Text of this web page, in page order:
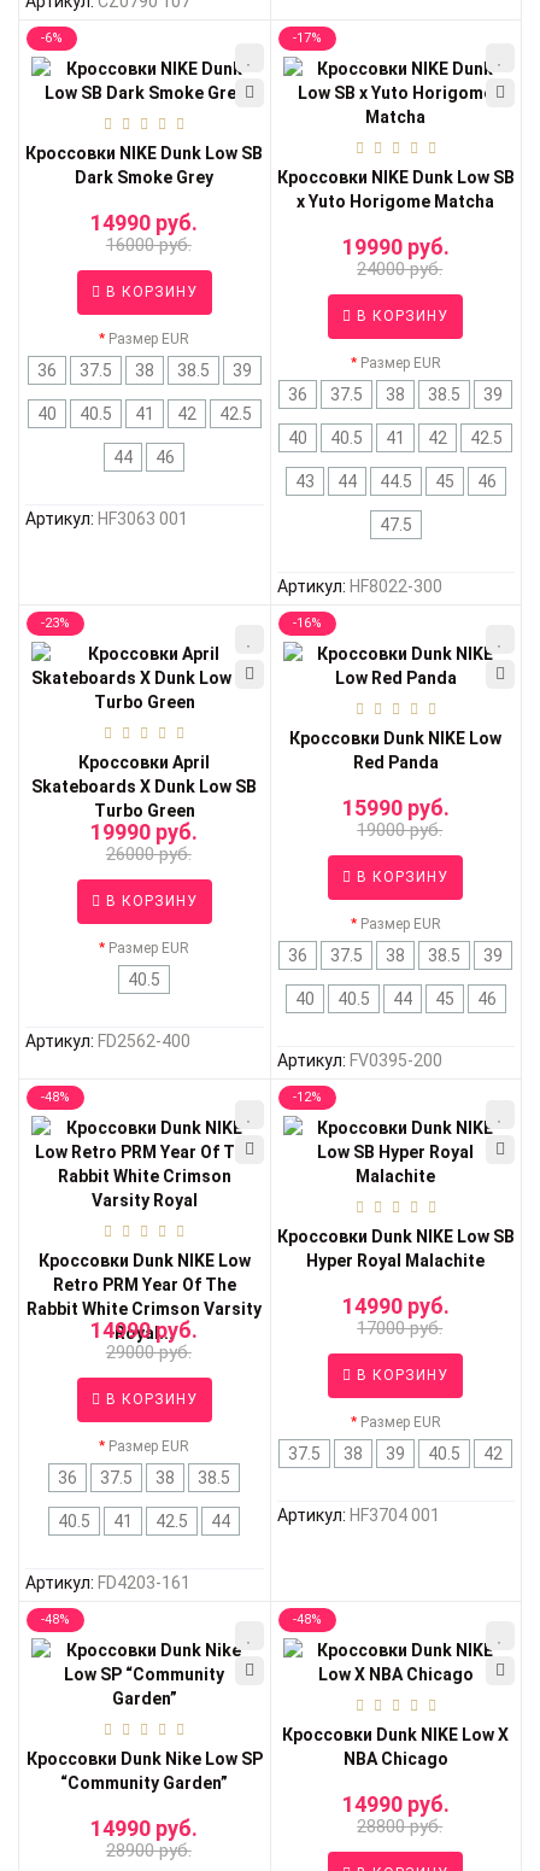
-6%
Кроссовки NIKE Dunk Low SB
Dark Smoke Grey
14990 руб.
16000 руб.
В КОРЗИНУ
Размер EUR
36 37.5 38 38.5 39
40 40.5 41 42 42.5
44 46
Артикул: HF3063 001
-17%
Кроссовки NIKE Dunk Low SB
x Yuto Horigome Matcha
19990 руб.
24000 руб.
В КОРЗИНУ
Размер EUR
36 37.5 38 38.5 39
40 40.5 41 42 42.5
43 44 44.5 45 46
47.5
Артикул: HF8022-300
-23%
Кроссовки April
Skateboards X Dunk Low SB
Turbo Green
19990 руб.
26000 руб.
В КОРЗИНУ
Размер EUR
40.5
Артикул: FD2562-400
-16%
Кроссовки Dunk NIKE Low
Red Panda
15990 руб.
19000 руб.
В КОРЗИНУ
Размер EUR
36 37.5 38 38.5 39
40 40.5 44 45 46
Артикул: FV0395-200
-48%
Кроссовки Dunk NIKE Low
Retro PRM Year Of The
Rabbit White Crimson Varsity
Royal...
14990 руб.
29000 руб.
В КОРЗИНУ
Размер EUR
36 37.5 38 38.5
40.5 41 42.5 44
Артикул: FD4203-161
-12%
Кроссовки Dunk NIKE Low SB
Hyper Royal Malachite
14990 руб.
17000 руб.
В КОРЗИНУ
Размер EUR
37.5 38 39 40.5 42
Артикул: HF3704 001
-48%
Кроссовки Dunk Nike Low SP
“Community Garden”
14990 руб.
28900 руб.
-48%
Кроссовки Dunk NIKE Low X
NBA Chicago
14990 руб.
28800 руб.